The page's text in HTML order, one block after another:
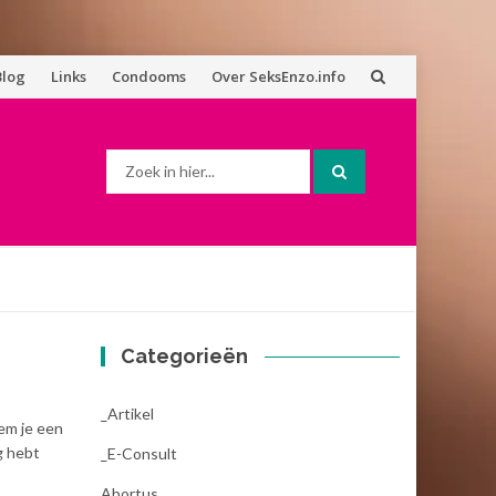
Links Condooms Over SeksEnzo.info
je een
hebt
Categorieën
_Artikel
_E-Consult